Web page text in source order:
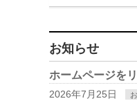
お知らせ
ホームページを
2026年7月25日